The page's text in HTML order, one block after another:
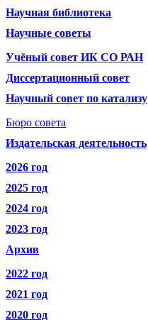
Научная библиотека
Научные советы
Учёный совет ИК СО РАН
Диссертационный совет
Научный совет по катализу
Бюро совета
Издательская деятельность
2026 год
2025 год
2024 год
2023 год
Архив
2022 год
2021 год
2020 год